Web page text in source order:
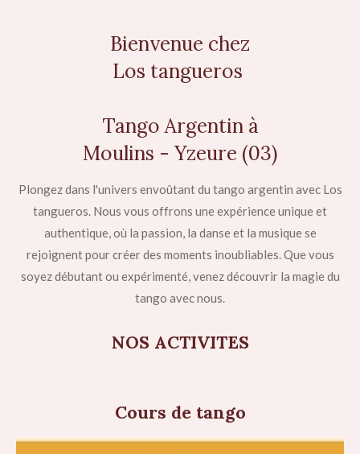
Bienvenue chez
Los tangueros
Tango Argentin à
Moulins - Yzeure (03)
Plongez dans l'univers envoûtant du tango argentin avec Los
tangueros. Nous vous offrons une expérience unique et
authentique, où la passion, la danse et la musique se
rejoignent pour créer des moments inoubliables. Que vous
soyez débutant ou expérimenté, venez découvrir la magie du
tango avec nous.
NOS ACTIVITES
Cours de tango